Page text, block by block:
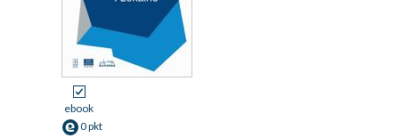
ebook
0 pkt